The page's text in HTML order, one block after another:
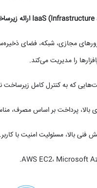
IaaS ارائه
مجازی، شبکه، فضای
را مدیریت می‌کند.
که به کنترل کامل زیرساخت
بالا، پرداخت بر اساس مصرف،
فنی بالا، مسئولیت امنیت با کاربر.